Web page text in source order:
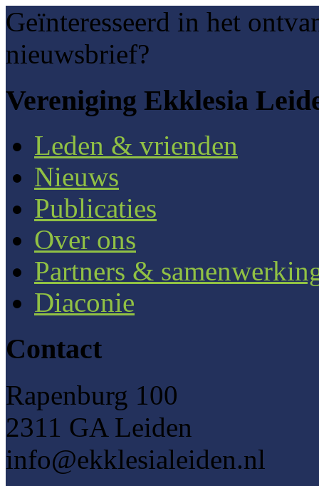
Geïnteresseerd in het
nieuwsbrief?
Vereniging Ekklesia
Leden & vrienden
Nieuws
Publicaties
Over ons
Partners &
Diaconie
Contact
Rapenburg 100
2311 GA Leiden
info@ekklesialeiden.nl